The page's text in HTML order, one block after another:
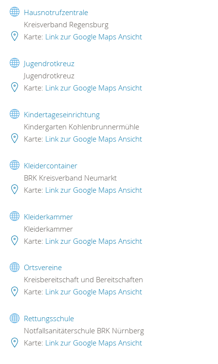
Hausnotrufzentrale
Kreisverband Regensburg
Karte: Link zur Google Maps Ansicht
Jugendrotkreuz
Jugendrotkreuz
Karte: Link zur Google Maps Ansicht
Kindertageseinrichtung
Kindergarten Kohlenbrunnermühle
Karte: Link zur Google Maps Ansicht
Kleidercontainer
BRK Kreisverband Neumarkt
Karte: Link zur Google Maps Ansicht
Kleiderkammer
Kleiderkammer
Karte: Link zur Google Maps Ansicht
Ortsvereine
Kreisbereitschaft und Bereitschaften
Karte: Link zur Google Maps Ansicht
Rettungsschule
Notfallsanitäterschule BRK Nürnberg
Karte: Link zur Google Maps Ansicht